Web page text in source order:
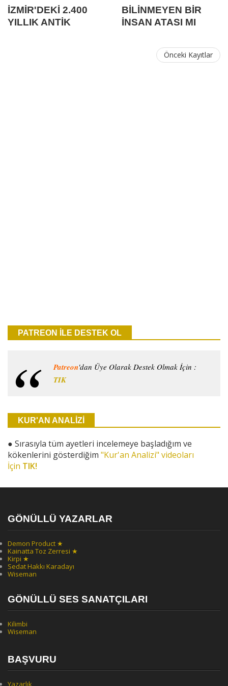
İZMİR'DEKİ 2.400
YILLIK ANTİK
BİLİNMEYEN BİR
İNSAN ATASI MI
Önceki Kayıtlar
PATREON İLE DESTEK OL
Patreon'dan Üye Olarak Destek Olmak İçin :
TIK
KUR'AN ANALİZİ
● Sırasıyla tüm ayetleri incelemeye başladığım ve
kökenlerini gösterdiğim "Kur'an Analizi" videoları
İçin TIK!
GÖNÜLLÜ YAZARLAR
Demon Product ★
Kainatta Toz Zerresi ★
Kirpi ★
Sedat Hakkı Karadayı
Wiseman
GÖNÜLLÜ SES SANATÇILARI
Kilimbi
Wiseman
BAŞVURU
Yazarlık